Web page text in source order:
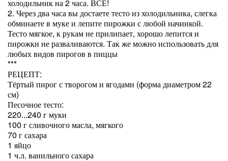
холодильник на 2 часа. ВСЕ!
2. Через два часа вы достаете тесто из холодильника, слегка
обминаете в муке и лепите пирожки с любой начинкой.
Тесто мягкое, к рукам не прилипает, хорошо лепится и
пирожки не разваливаются. Так же можно использовать для
любых видов пирогов в пиццы
***
РЕЦЕПТ:
Тёртый пирог с творогом и ягодами (форма диаметром 22
см)
Песочное тесто:
220...240 г муки
100 г сливочного масла, мягкого
70 г сахара
1 яйцо
1 ч.л. ванильного сахара